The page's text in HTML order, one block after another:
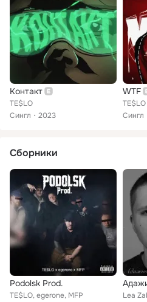
Контакт
TE$LO
Сингл
2023
WTF
TE$LO
Сингл
Сборники
Podolsk Prod.
TE$LO, egerone, MFP
Lea